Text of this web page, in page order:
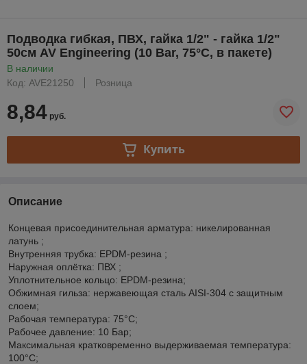
Подводка гибкая, ПВХ, гайка 1/2" - гайка 1/2"
50см AV Engineering (10 Bar, 75°С, в пакете)
В наличии
Код: AVE21250
Розница
8,84 руб.
Купить
Описание
Концевая присоединительная арматура: никелированная
латунь ;
Внутренняя трубка: EPDM-резина ;
Наружная оплётка: ПВХ ;
Уплотнительное кольцо: EPDM-резина;
Обжимная гильза: нержавеющая сталь AISI-304 с защитным
слоем;
Рабочая температура: 75°С;
Рабочее давление: 10 Бар;
Максимальная кратковременно выдерживаемая температура:
100°С;